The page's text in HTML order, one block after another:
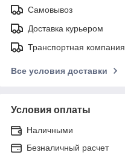
Самовывоз
Доставка курьером
Транспортная компания
Все условия доставки
Условия оплаты
Наличными
Безналичный расчет